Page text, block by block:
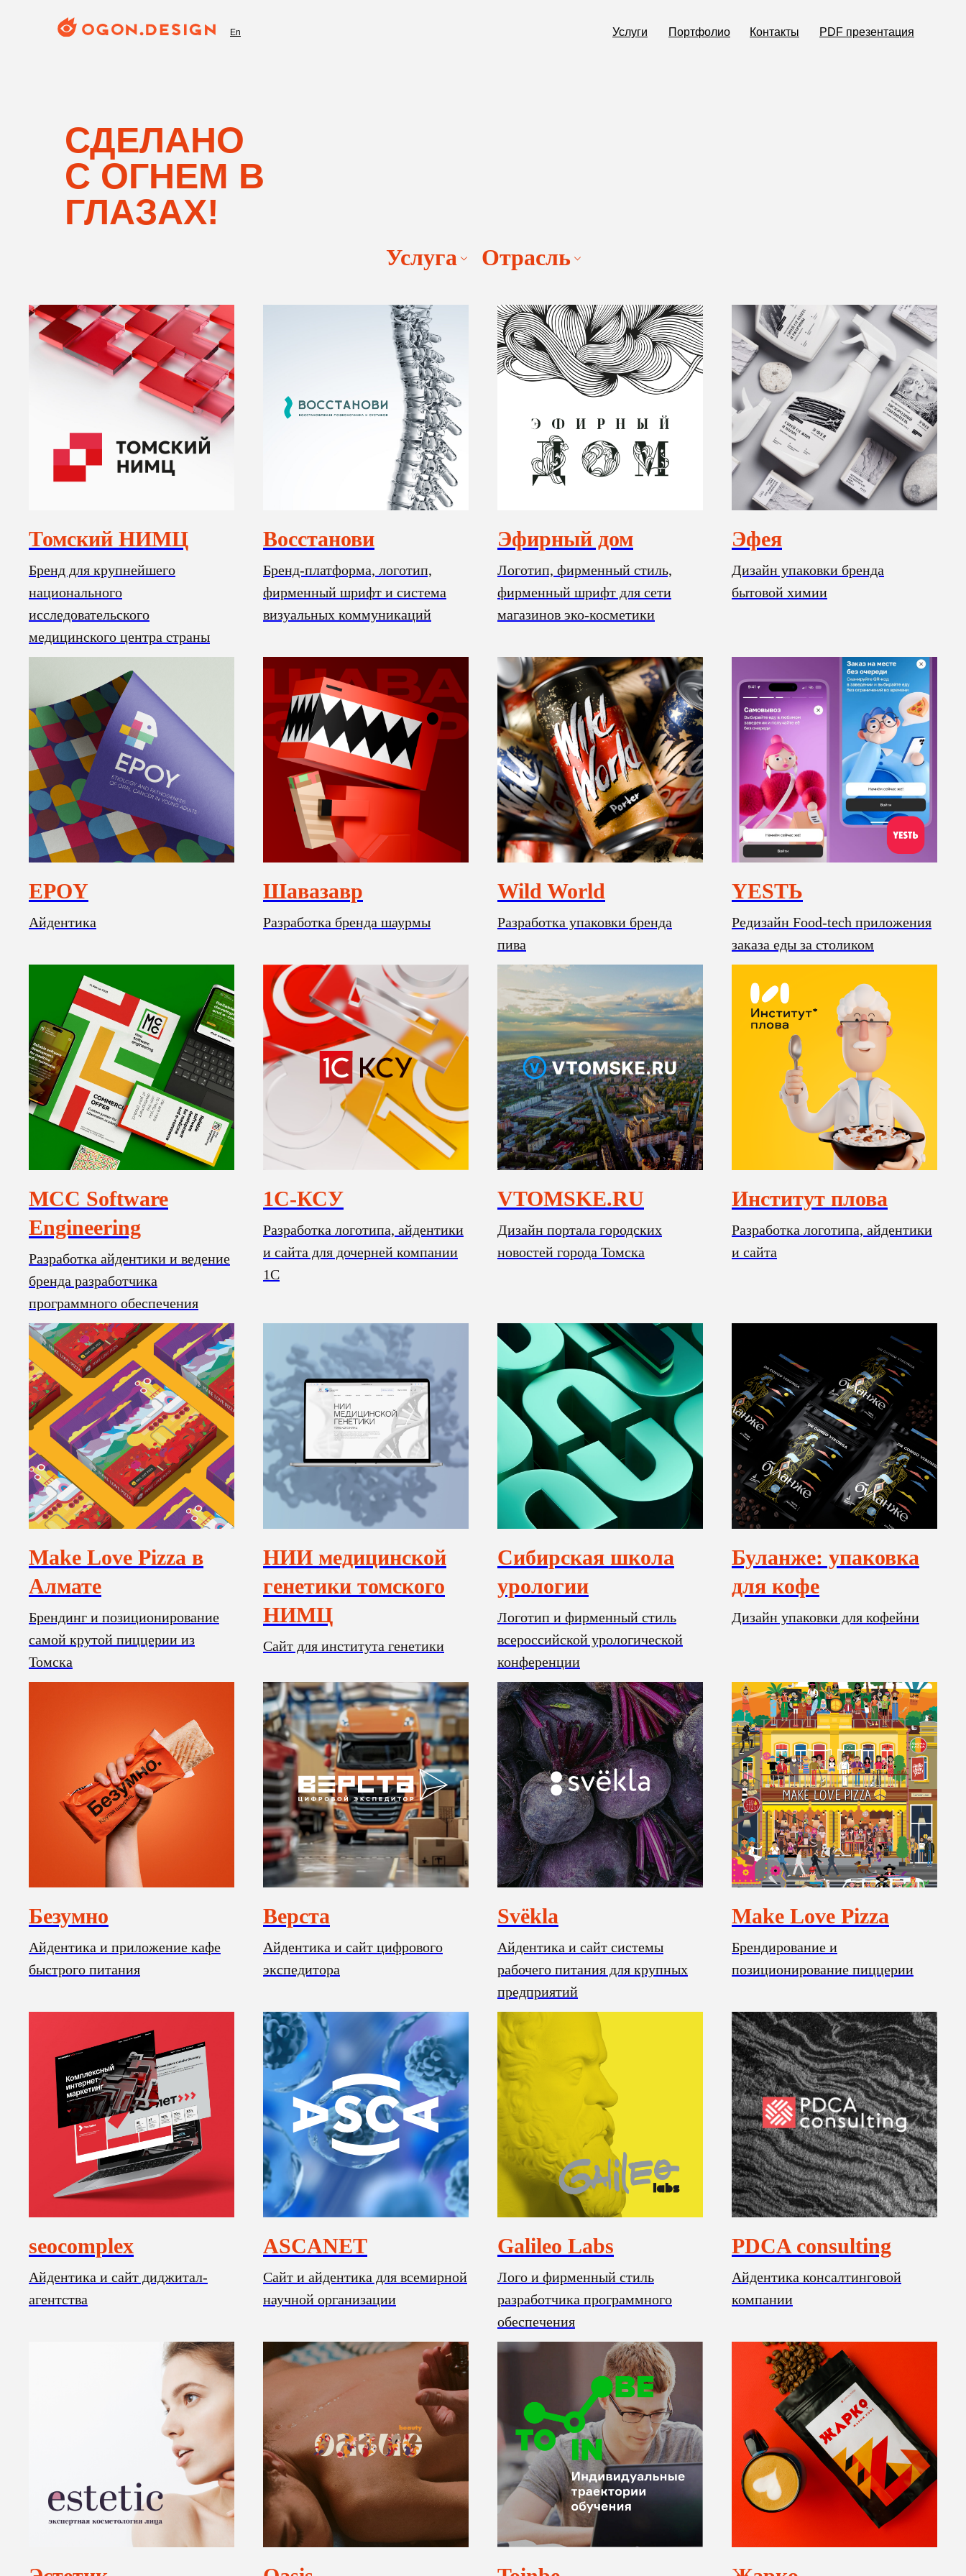
En Портфолио
Услуги PDF презентация
Контакты
СДЕЛАНО
С ОГНЕМ В
ГЛАЗАХ!
Услуга Отрасль
Томский НИМЦ
Бренд для крупнейшего
национального
исследовательского
медицинского центра страны
Восстанови
Бренд-платформа, логотип,
фирменный шрифт и система
визуальных коммуникаций
Эфирный дом
Логотип, фирменный стиль,
фирменный шрифт для сети
магазинов эко-косметики
Эфея
Дизайн упаковки бренда
бытовой химии
EPOY
Айдентика
Шавазавр
Разработка бренда шаурмы
Wild World
Разработка упаковки бренда
пива
YESTЬ
Редизайн Food-tech приложения
заказа еды за столиком
MCC Software
Engineering
Разработка айдентики и ведение
бренда разработчика
программного обеспечения
1С-КСУ
Разработка логотипа, айдентики
и сайта для дочерней компании
1С
VTOMSKE.RU
Дизайн портала городских
новостей города Томска
Институт плова
Разработка логотипа, айдентики
и сайта
Make Love Pizza в
Алмате
Брендинг и позиционирование
самой крутой пиццерии из
Томска
НИИ медицинской
генетики томского
НИМЦ
Сайт для института генетики
Сибирская школа
урологии
Логотип и фирменный стиль
всероссийской урологической
конференции
Буланже: упаковка
для кофе
Дизайн упаковки для кофейни
Безумно
Айдентика и приложение кафе
быстрого питания
Верста
Айдентика и сайт цифрового
экспедитора
Svёkla
Айдентика и сайт системы
рабочего питания для крупных
предприятий
Make Love Pizza
Брендирование и
позиционирование пиццерии
seocomplex
Айдентика и сайт диджитал-
агентства
ASCANET
Сайт и айдентика для всемирной
научной организации
Galileo Labs
Лого и фирменный стиль
разработчика программного
обеспечения
PDCA consulting
Айдентика консалтинговой
компании